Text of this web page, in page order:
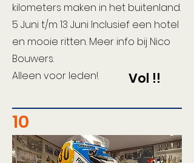
Vol !!
kilometers maken in het buitenland.
5 Juni t/m 13 Juni Inclusief een hotel
en mooie ritten. Meer info bij Nico
Bouwers.
Alleen voor leden!.
10